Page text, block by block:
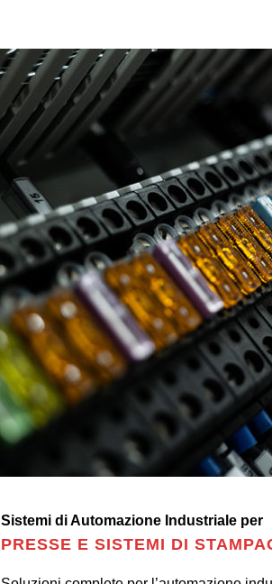
Sistemi di Automazione Industriale per
PRESSE E SISTEMI DI